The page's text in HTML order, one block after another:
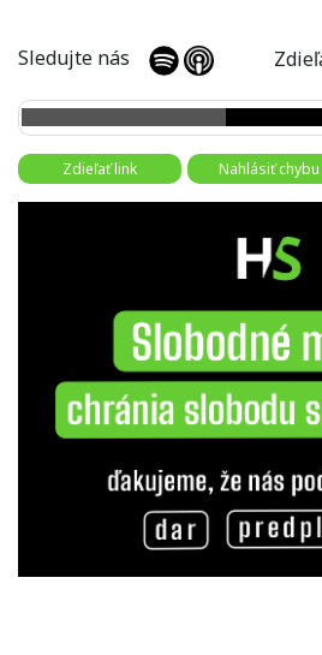
Sledujte nás
Zdieľať link Nahlásiť chybu